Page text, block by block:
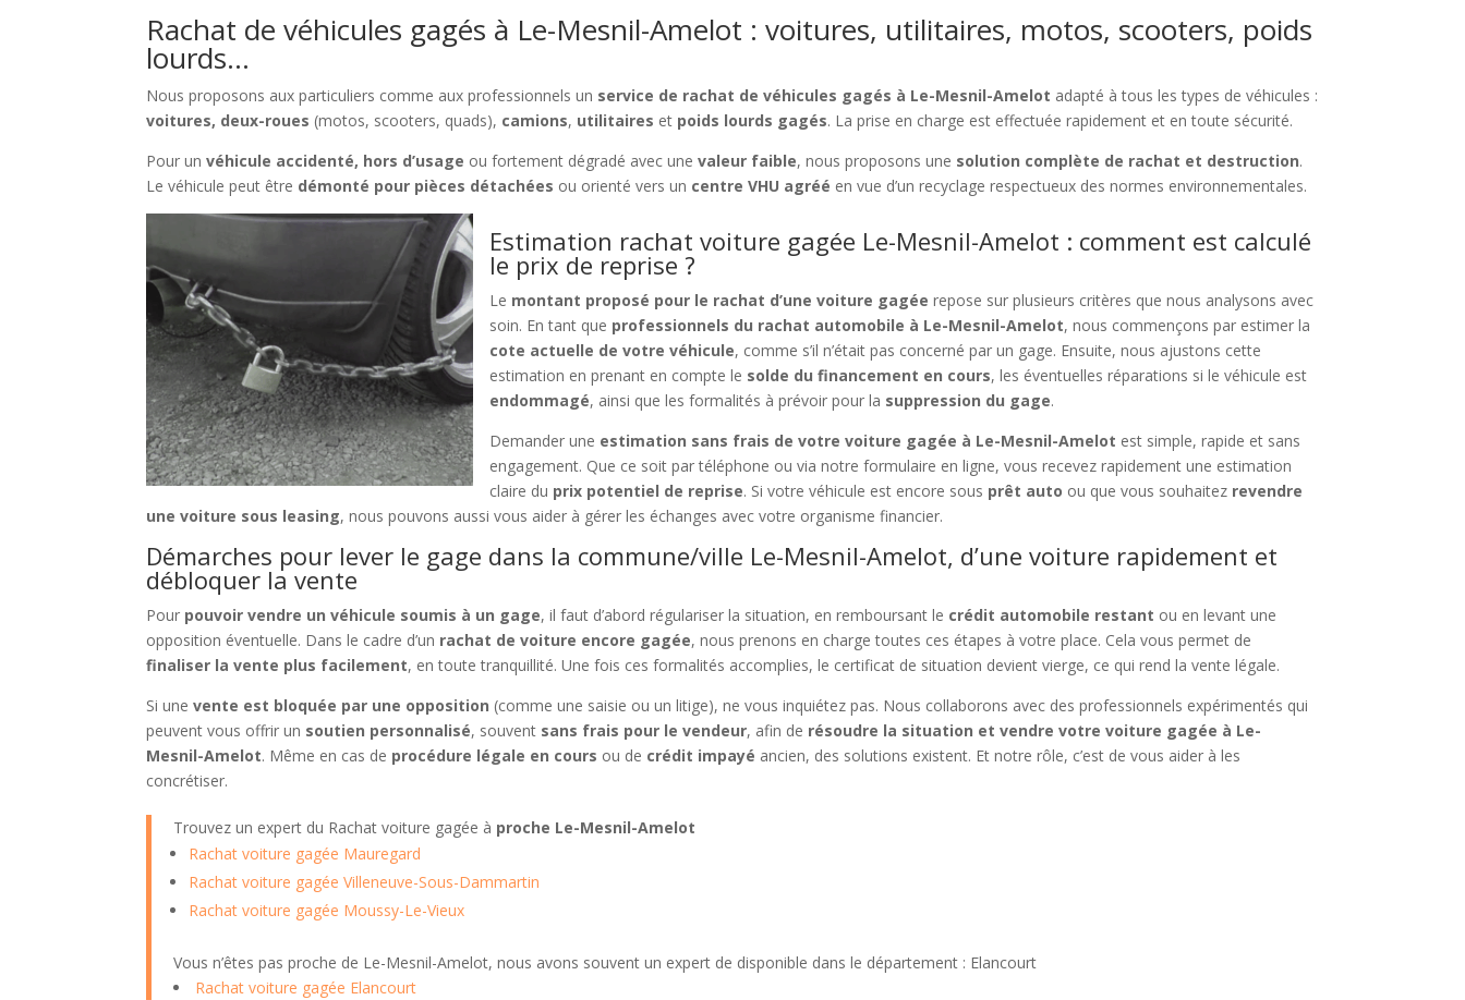
Rachat de véhicules gagés à Le-Mesnil-Amelot : voitures, utilitaires, motos, scooters, poids
lourds…
Nous proposons aux particuliers comme aux professionnels un service de rachat de véhicules gagés à Le-Mesnil-Amelot adapté à tous les types de véhicules :
voitures, deux-roues (motos, scooters, quads), camions, utilitaires et poids lourds gagés. La prise en charge est effectuée rapidement et en toute sécurité.
Pour unvéhicule accidenté, hors d’usage ou fortement dégradé avec unevaleur faible, nous proposons une solution complète de rachat et destruction.
Le véhicule peut être démonté pour pièces détachées ou orienté vers un centre VHU agréé en vue d’un recyclage respectueux des normes environnementales.
Estimation rachat voiture gagée Le-Mesnil-Amelot : comment est calculé
le prix de reprise ?
Le montant proposé pour le rachat d’une voiture gagée repose sur plusieurs critères que nous analysons avec
soin. En tant que professionnels du rachat automobile à Le-Mesnil-Amelot, nous commençons par estimer la
cote actuelle de votre véhicule, comme s’il n’était pas concerné par un gage. Ensuite, nous ajustons cette
estimation en prenant en compte le solde du financement en cours, les éventuelles réparations si le véhicule est
endommagé, ainsi que les formalités à prévoir pour la suppression du gage.
Demander une estimation sans frais de votre voiture gagée à Le-Mesnil-Amelot est simple, rapide et sans
engagement. Que ce soit par téléphone ou via notre formulaire en ligne, vous recevez rapidement une estimation
claire du prix potentiel de reprise. Si votre véhicule est encore sous prêt auto ou que vous souhaitez revendre
une voiture sous leasing, nous pouvons aussi vous aider à gérer les échanges avec votre organisme financier.
Démarches pour lever le gage dans la commune/ville Le-Mesnil-Amelot, d’une voiture rapidement et
débloquer la vente
Pour pouvoir vendre un véhicule soumis à un gage, il faut d’abord régulariser la situation, en remboursant le crédit automobile restant ou en levant une
opposition éventuelle. Dans le cadre d’un rachat de voiture encore gagée, nous prenons en charge toutes ces étapes à votre place. Cela vous permet de
finaliser la vente plus facilement, en toute tranquillité. Une fois ces formalités accomplies, le certificat de situation devient vierge, ce qui rend la vente légale.
Si unevente est bloquée par une opposition (comme une saisie ou un litige), ne vous inquiétez pas. Nous collaborons avec des professionnels expérimentés qui
peuvent vous offrir un soutien personnalisé, souvent sans frais pour le vendeur, afin de résoudre la situation et vendre votre voiture gagée à Le-
Mesnil-Amelot. Même en cas de procédure légale en cours ou de crédit impayé ancien, des solutions existent. Et notre rôle, c’est de vous aider à les
concrétiser.
Trouvez un expert du Rachat voiture gagée à proche Le-Mesnil-Amelot
Rachat voiture gagée Mauregard
Rachat voiture gagée Villeneuve-Sous-Dammartin
Rachat voiture gagée Moussy-Le-Vieux
Vous n’êtes pas proche de Le-Mesnil-Amelot, nous avons souvent un expert de disponible dans le département : Elancourt
Rachat voiture gagée Elancourt